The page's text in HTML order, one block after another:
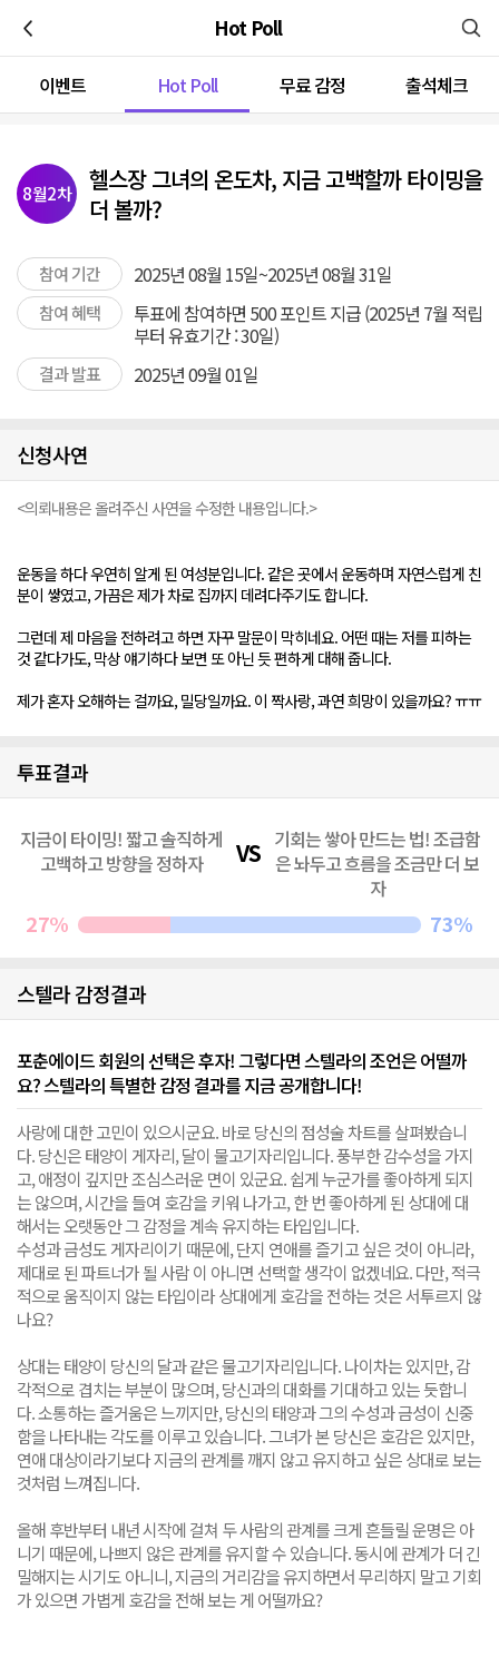
Hot Poll
이벤트 Hot Poll 무료 감정 출석체크
8월2차
헬스장 그녀의 온도차, 지금 고백할까 타이밍을
더 볼까?
참여 기간 2025년 08월 15일~2025년 08월 31일
참여 혜택
투표에 참여하면 500 포인트 지급 (2025년 7월 적립
부터 유효기간 : 30일)
결과 발표 2025년 09월 01일
신청사연
<의뢰내용은 올려주신 사연을 수정한 내용입니다.>
운동을 하다 우연히 알게 된 여성분입니다. 같은 곳에서 운동하며 자연스럽게 친
분이 쌓였고, 가끔은 제가 차로 집까지 데려다주기도 합니다.
그런데 제 마음을 전하려고 하면 자꾸 말문이 막히네요. 어떤 때는 저를 피하는
것 같다가도, 막상 얘기하다 보면 또 아닌 듯 편하게 대해 줍니다.
제가 혼자 오해하는 걸까요, 밀당일까요. 이 짝사랑, 과연 희망이 있을까요? ㅠㅠ
투표결과
지금이 타이밍! 짧고 솔직하게
고백하고 방향을 정하자
기회는 쌓아 만드는 법! 조급함
은 놔두고 흐름을 조금만 더 보
자
27% 73%
스텔라 감정결과
포춘에이드 회원의 선택은 후자! 그렇다면 스텔라의 조언은 어떨까
요? 스텔라의 특별한 감정 결과를 지금 공개합니다!
사랑에 대한 고민이 있으시군요. 바로 당신의 점성술 차트를 살펴봤습니
다. 당신은 태양이 게자리, 달이 물고기자리입니다. 풍부한 감수성을 가지
고, 애정이 깊지만 조심스러운 면이 있군요. 쉽게 누군가를 좋아하게 되지
는 않으며, 시간을 들여 호감을 키워 나가고, 한 번 좋아하게 된 상대에 대
해서는 오랫동안 그 감정을 계속 유지하는 타입입니다.
수성과 금성도 게자리이기 때문에, 단지 연애를 즐기고 싶은 것이 아니라,
제대로 된 파트너가 될 사람 이 아니면 선택할 생각이 없겠네요. 다만, 적극
적으로 움직이지 않는 타입이라 상대에게 호감을 전하는 것은 서투르지 않
나요?
상대는 태양이 당신의 달과 같은 물고기자리입니다. 나이차는 있지만, 감
각적으로 겹치는 부분이 많으며, 당신과의 대화를 기대하고 있는 듯합니
다. 소통하는 즐거움은 느끼지만, 당신의 태양과 그의 수성과 금성이 신중
함을 나타내는 각도를 이루고 있습니다. 그녀가 본 당신은 호감은 있지만,
연애 대상이라기보다 지금의 관계를 깨지 않고 유지하고 싶은 상대로 보는
것처럼 느껴집니다.
올해 후반부터 내년 시작에 걸쳐 두 사람의 관계를 크게 흔들릴 운명은 아
니기 때문에, 나쁘지 않은 관계를 유지할 수 있습니다. 동시에 관계가 더 긴
밀해지는 시기도 아니니, 지금의 거리감을 유지하면서 무리하지 말고 기회
가 있으면 가볍게 호감을 전해 보는 게 어떨까요?